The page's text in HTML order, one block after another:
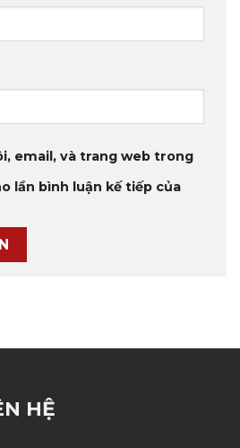
email, và trang web trong
lần bình luận kế tiếp của
HỆ